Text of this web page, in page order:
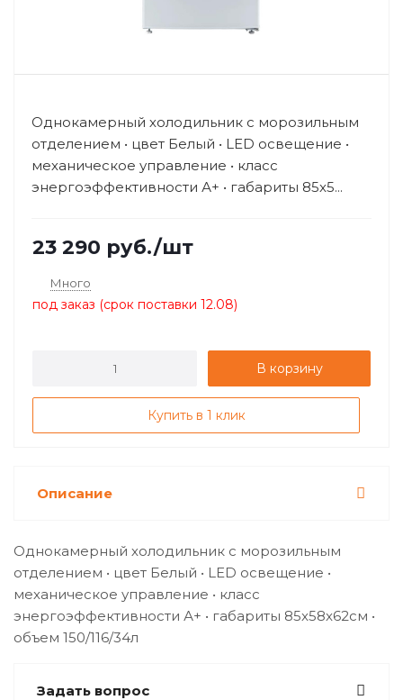
Однокамерный холодильник с морозильным
отделением • цвет Белый • LED освещение •
механическое управление • класс
энергоэффективности А+ • габариты 85x5...
23 290 руб./шт
Много
под заказ (срок поставки 12.08)
В корзину
Купить в 1 клик
Описание
Однокамерный холодильник с морозильным
отделением • цвет Белый • LED освещение •
механическое управление • класс
энергоэффективности А+ • габариты 85x58x62см •
объем 150/116/34л
Задать вопрос